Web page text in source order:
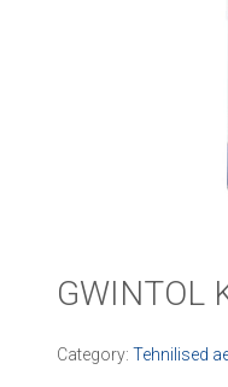
GWINTOL
Category:Tehnilised